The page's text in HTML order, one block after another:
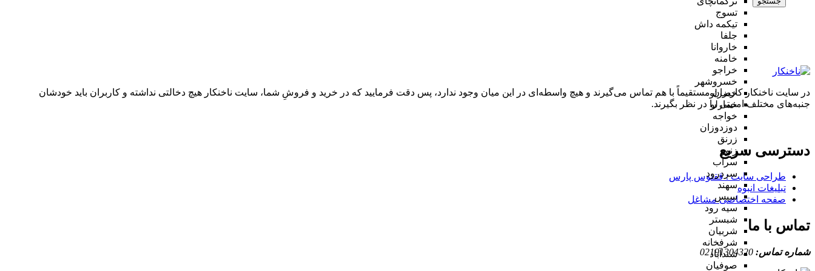
تسوج
تیکمه داش
جلفا
خاروانا
خامنه
خراجو
خسروشهر
خضرلو
خمارلو
خواجه
دوزدوزان
زرنق
زنوز
سراب
سردرود
سهند
سیس
سیه رود
شبستر
شربیان
شرفخانه
شندآباد
صوفیان
در سایت ناخنکار کاربران مستقیماً با هم تماس می‌گیرند و هیچ واسطه‌ای در این میان وجود ندارد، پس دقت فرمایید که در خرید و فروشِ شما، سایت ناخنکار هیچ دخالتی نداشته و کاربران باید خودشان
جنبه‌های مختلف امنیتی را در نظر بگیرند.
دسترسی سریع
طراحی سایت :‌ ققنوس پارس
تبلیغات انبوه
صفحه اختصاصی مشاغل
تماس با ما
شماره تماس: 02191304320